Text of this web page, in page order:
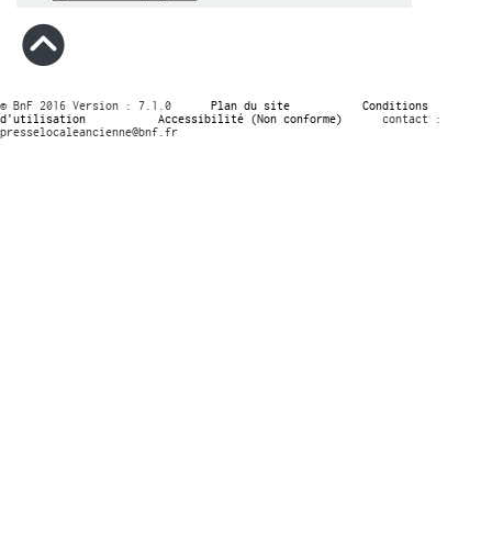
© BnF 2016 Version : 7.1.0 Plan du site
Conditions
d’utilisation
Accessibilité (Non conforme)
contact :
presselocaleancienne@bnf.fr